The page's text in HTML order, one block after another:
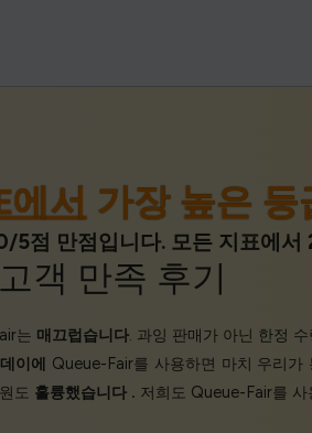
에서 가장 높은 등
5점 만점입니다. 모든 지표에
고객 만족 후기
는 매끄럽습니다. 과잉 판매가 아닌 한정
이에 Queue-Fair를 사용하면 마치 우리가
도 훌륭했습니다 . 저희도 Queue-Fair를 사